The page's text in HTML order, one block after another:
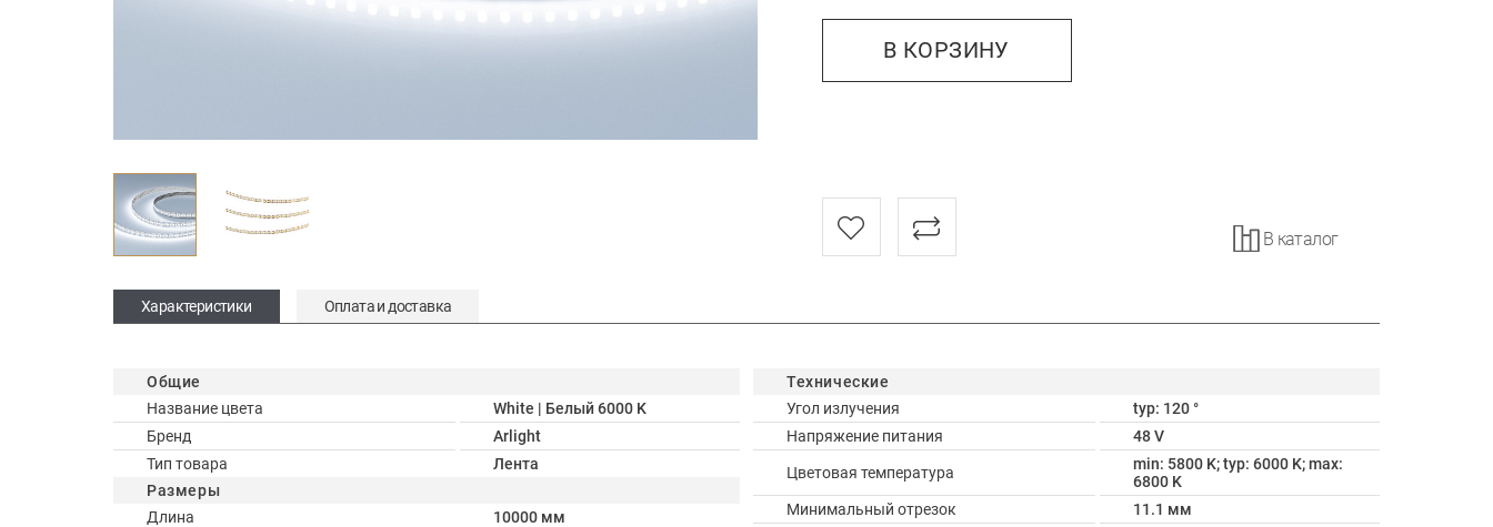
В КОРЗИНУ
В каталог
Характеристики Оплата и доставка
Общие
Название цвета
White | Белый 6000 K
Бренд
Arlight
Тип товара
Лента
Размеры
Длина
10000 мм
Технические
Угол излучения
typ: 120 °
Напряжение питания
48 V
Цветовая температура
min: 5800 K; typ: 6000 K; max:
6800 K
Минимальный отрезок
11.1 мм